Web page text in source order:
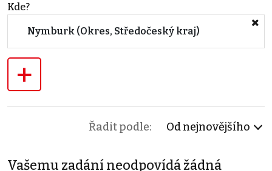
Kde?
Nymburk (Okres, Středočeský kraj)
+
Řadit podle: Od nejnovějšího
Vašemu zadání neodpovídá žádná